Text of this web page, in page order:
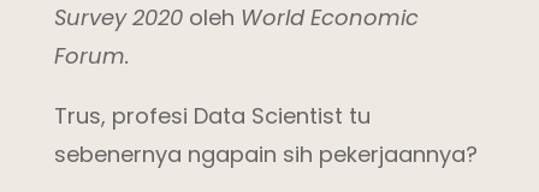
Survey 2020oleh World Economic
Forum.
Trus, profesi Data Scientist tu
sebenernya ngapain sih pekerjaannya?